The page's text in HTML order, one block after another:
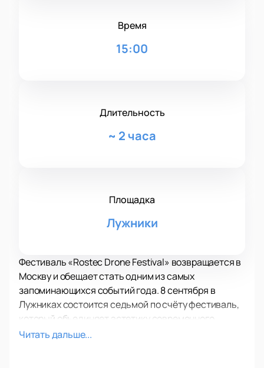
Время
15:00
Длительность
~ 2 часа
Площадка
Лужники
Фестиваль «Rostec Drone Festival» возвращается в
Москву и обещает стать одним из самых
запоминающихся событий года. 8 сентября в
Лужниках состоится седьмой по счёту фестиваль,
который объединяет эстетику современного
искусства и передовые технологии дронов.
Читать дальше...